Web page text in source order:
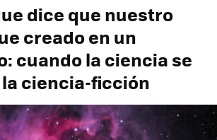
dice que nuestro
creado en un
cuando la ciencia se
ciencia-ficción